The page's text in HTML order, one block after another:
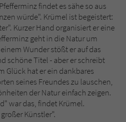
findet es sähe so aus
würde". Krümel ist begeistert:
Kurzer Hand organisiert er eine
geht in die Natur um
Wunder stößt er auf das
schöne Titel - aber er schreibt
Glück hat er ein dankbares
seines Freundes zu lauschen,
der Natur einfach zeigen.
war das, findet Krümel.
Künstler".